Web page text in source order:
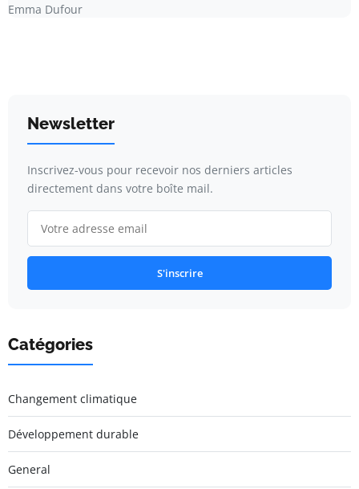
Emma Dufour
Newsletter
Inscrivez-vous pour recevoir nos derniers articles
directement dans votre boîte mail.
S'inscrire
Catégories
Changement climatique
Développement durable
General